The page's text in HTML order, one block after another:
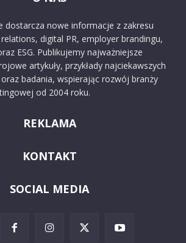
dostarcza nowe informacje z zakresu
digital PR, employer brandingu,
ESG. Publikujemy najważniejsze
artykuły, przykłady najciekawszych
badania, wspierając rozwój branży
od 2004 roku.
REKLAMA
KONTAKT
SOCIAL MEDIA